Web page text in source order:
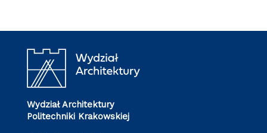
Wydział Architektury
Politechniki Krakowskiej